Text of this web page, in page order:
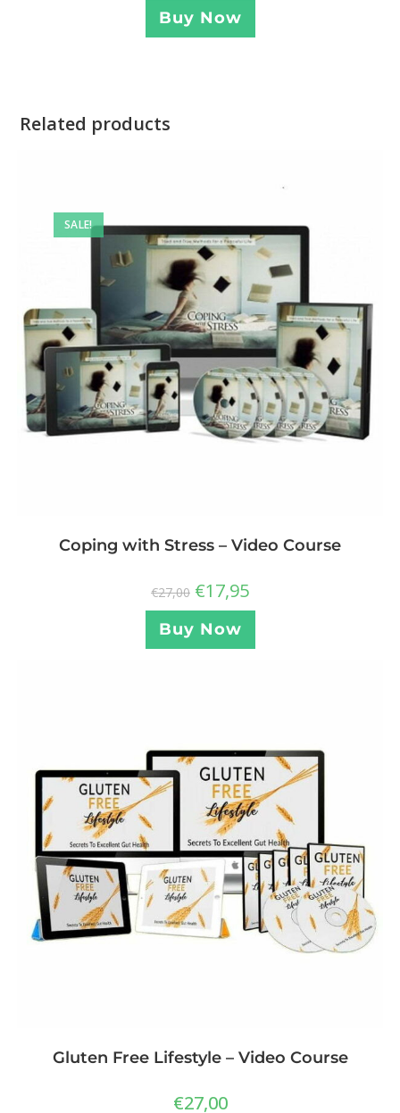
Buy Now
Related products
SALE!
Coping with Stress – Video Course
€27,00 €17,95
Buy Now
Gluten Free Lifestyle – Video Course
€27,00